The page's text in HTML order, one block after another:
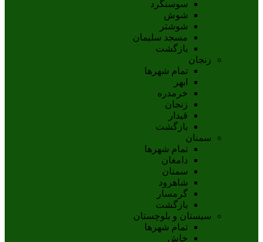
سوسنگرد
شوش
شوشتر
مسجد سليمان
بازگشت
زنجان
تمام شهر‌ها
ابهر
خرمدره
زنجان
قيدار
بازگشت
سمنان
تمام شهر‌ها
دامغان
سمنان
شاهرود
گرمسار
بازگشت
سیستان و بلوچستان
تمام شهر‌ها
خاش